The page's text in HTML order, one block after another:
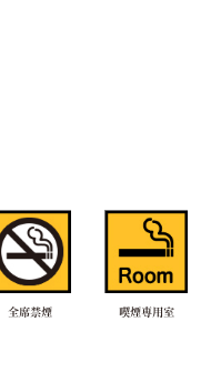
全席禁煙 喫煙専用室